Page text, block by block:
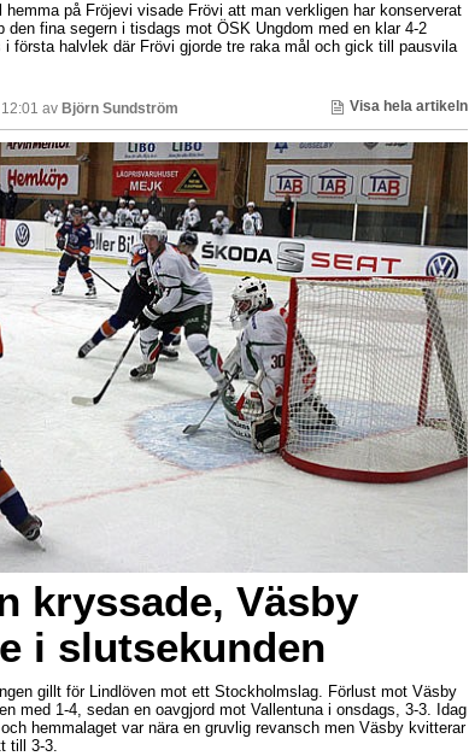
hemma på Fröjevi visade Frövi att man verkligen har konserverat
den fina segern i tisdags mot ÖSK Ungdom med en klar 4-2
i första halvlek där Frövi gjorde tre raka mål och gick till pausvila
av Björn Sundström Visa hela artikeln
kryssade, Väsby
i slutsekunden
gillt för Lindlöven mot ett Stockholmslag. Förlust mot Väsby
med 1-4, sedan en oavgjord mot Vallentuna i onsdags, 3-3. Idag
hemmalaget var nära en gruvlig revansch men Väsby kvitterar
till 3-3.